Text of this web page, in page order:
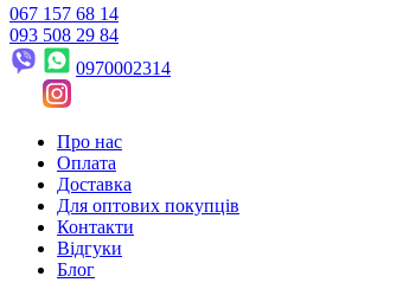
067 157 68 14
093 508 29 84
0970002314
Про нас
Оплата
Доставка
Для оптових покупців
Контакти
Відгуки
Блог